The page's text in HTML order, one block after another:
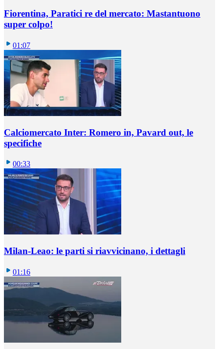
Fiorentina, Paratici re del mercato: Mastantuono
super colpo!
01:07
Calciomercato Inter: Romero in, Pavard out, le
specifiche
00:33
Milan-Leao: le parti si riavvicinano, i dettagli
01:16